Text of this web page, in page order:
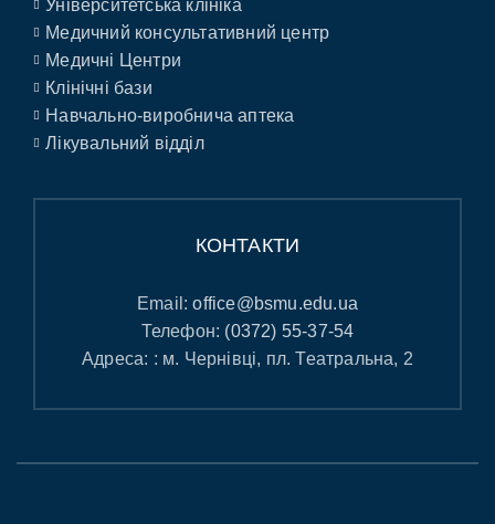
Університетська клініка
Медичний консультативний центр
Медичні Центри
Клінічні бази
Навчально-виробнича аптека
Лікувальний відділ
КОНТАКТИ
Email:office@bsmu.edu.ua
Телефон: (0372) 55-37-54
Адреса: : м. Чернівці, пл. Театральна, 2